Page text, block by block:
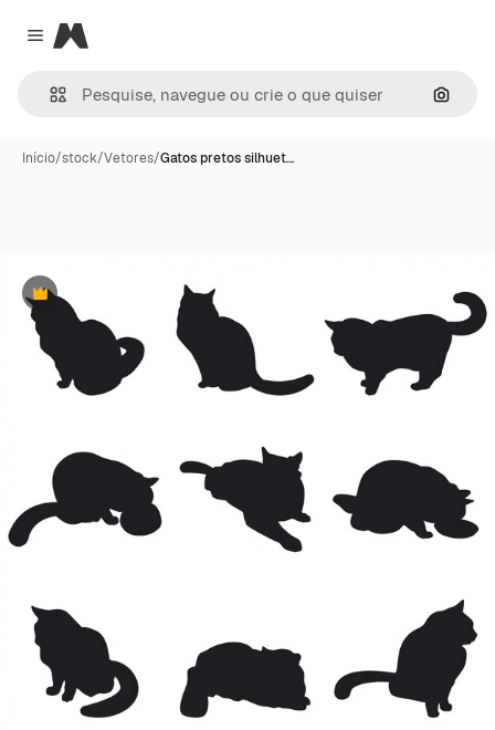
Close menu
Magnific
Início/stock/Vetores/Gatos pretos silhuet…
Premium